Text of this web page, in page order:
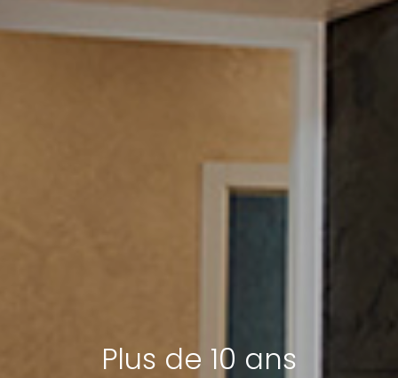
Plus de 10 ans